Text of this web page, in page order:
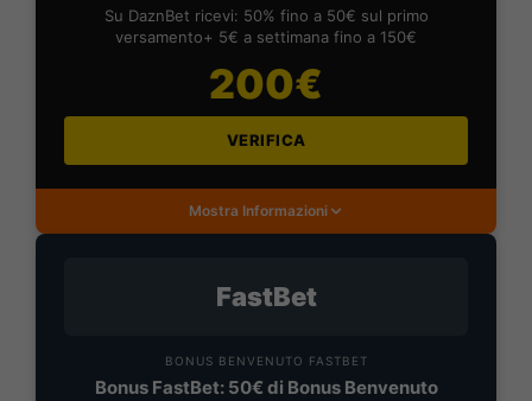
Su DaznBet ricevi: 50% fino a 50€ sul primo
versamento+ 5€ a settimana fino a 150€
200€
VERIFICA
Mostra Informazioni
FastBet
BONUS BENVENUTO FASTBET
Bonus FastBet: 50€ di Bonus Benvenuto